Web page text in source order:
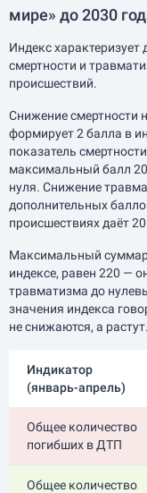
мире» до 2030
Индекс
смертности и
происшествий.
Снижение смертности
формирует 2 балла в
показатель
максимальный балл
нуля. Снижение
дополнительных
происшествиях даёт
Максимальный
индексе, равен 220 —
травматизма до
значения индекса
не снижаются, а растут.
Индикатор
(январь-апрель)
Общее количество
погибших в ДТП
Общее количество